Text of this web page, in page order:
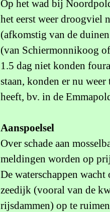
Op het wad bij
het eerst weer droogviel
(afkomstig van de
(van Schiermonnikoog
1.5 dag niet konden
staan, konden er nu
heeft, bv. in de
Aanspoelsel
Over schade aan
meldingen worden op
De waterschappen
zeedijk (vooral van de
rijsdammen) op te